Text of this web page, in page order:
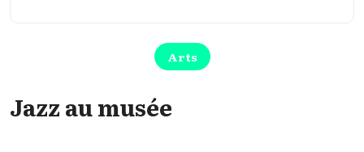
Arts
Jazz au musée